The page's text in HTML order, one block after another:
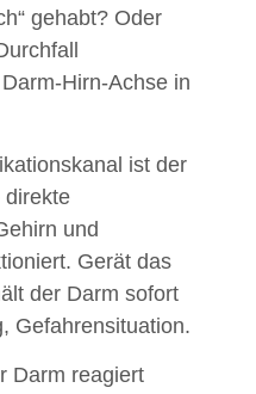
gehabt? Oder
Hirn-Achse in
ist der
direkte
und
Gerät das
der Darm sofort
Gefahrensituation.
Darm reagiert